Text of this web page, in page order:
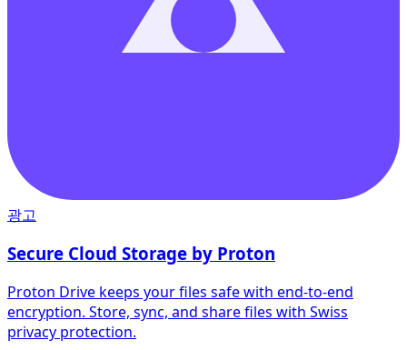
광고
Secure Cloud Storage by Proton
Proton Drive keeps your files safe with end-to-end
encryption. Store, sync, and share files with Swiss
privacy protection.